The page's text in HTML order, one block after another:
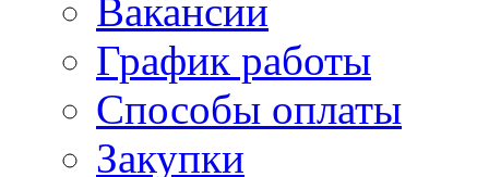
Вакансии
График работы
Способы оплаты
Закупки